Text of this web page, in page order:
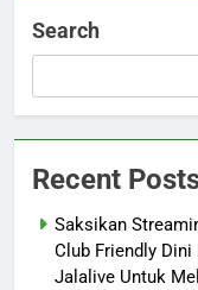
Search
Recent
Saksikan
Club Friendly
Jalalive Untuk